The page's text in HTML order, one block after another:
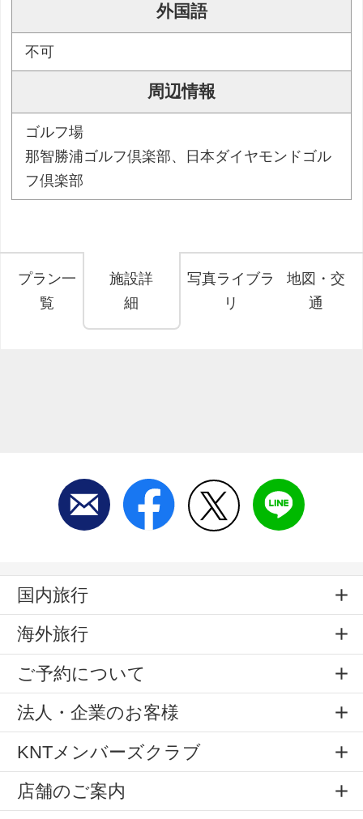
外国語
不可
周辺情報
ゴルフ場
那智勝浦ゴルフ倶楽部、日本ダイヤモンドゴル
フ倶楽部
プラン一
覧
施設詳
細
写真ライブラ
リ
地図・交
通
国内旅行
海外旅行
ご予約について
法人・企業のお客様
KNTメンバーズクラブ
店舗のご案内